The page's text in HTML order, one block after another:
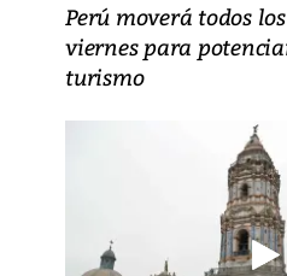
Perú moverá todos
viernes para
turismo